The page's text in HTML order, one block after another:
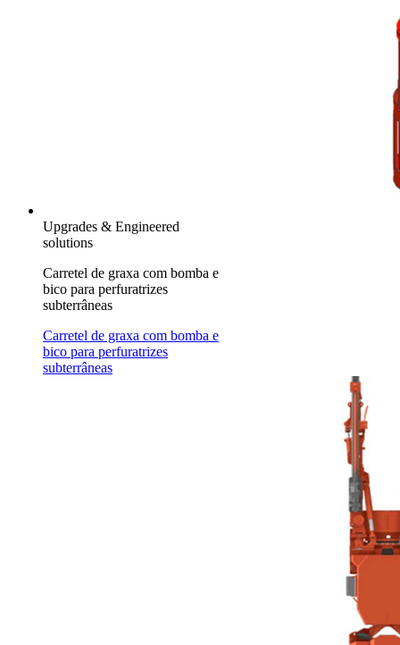
Upgrades & Engineered
solutions
Carretel de graxa com bomba e
bico para perfuratrizes
subterrâneas
Carretel de graxa com bomba e
bico para perfuratrizes
subterrâneas